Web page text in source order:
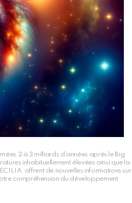
2 à 3 milliards d’années après le Big
inhabituellement élevées ainsi que la
offrent de nouvelles informations sur
compréhension du développement